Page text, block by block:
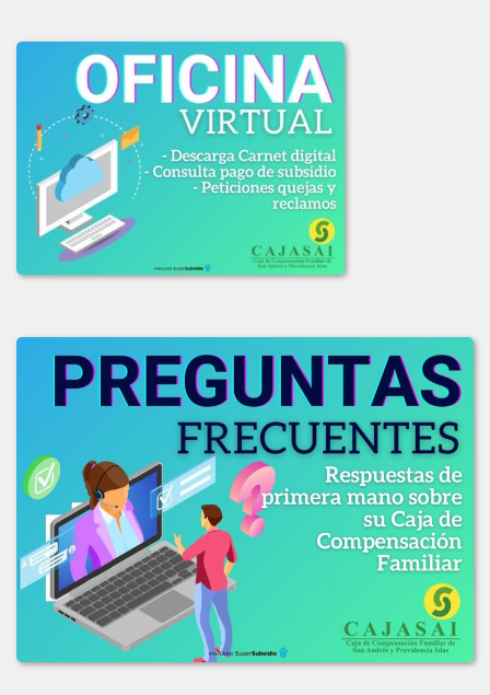
LICITACION_OFERTAS_001-2020.PDF
LICITACION_OFERTAS_002_2020.pdf
2019
ADJUDICACION_LICITACION_001-2019.pdf
COMUNICADO_ADJUDICACION_LIC_003-2019.pdf
COMUNICADO_LIC_002_2019.pdf
INFO_EVALUACION_COMITE_COMPRAS_LIC_002-2019.pdf
INFO_EVAL_COMITE_COMPRAS_LIC_001_2019.pdf
LICITACION_DE_OFEERAS_001-2019.pdf
LICITACION_DE_OFERTAS_002-2019.pdf
LICITACION_DE_OFERTAS_No_003-2019.PDF
2018
LICITACION_OFERTAS_No_006-2018.pdf